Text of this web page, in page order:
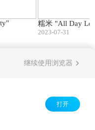
糯米 "All Day
2023-07-31
继续使用浏览器
打开